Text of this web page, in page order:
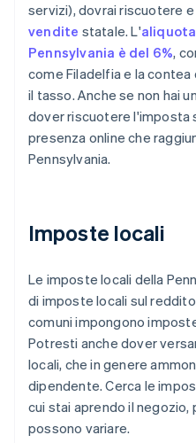
servizi), dovrai riscuotere
vendite statale. L'
Pennsylvania è del 6%,
come Filadelfia e la
il tasso. Anche se non hai
dover riscuotere l'imposta
presenza online che
Pennsylvania.
Imposte locali
Le imposte locali della
di imposte locali sul
comuni impongono
Potresti anche dover
locali, che in genere
dipendente. Cerca le
cui stai aprendo il negozio,
possono variare.